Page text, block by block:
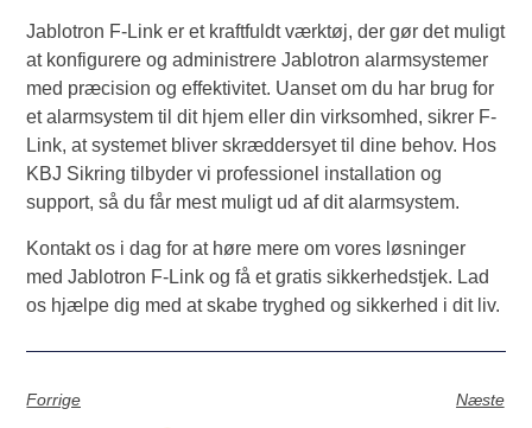
Jablotron F-Link er et kraftfuldt værktøj, der gør det muligt
at konfigurere og administrere Jablotron alarmsystemer
med præcision og effektivitet. Uanset om du har brug for
et alarmsystem til dit hjem eller din virksomhed, sikrer F-
Link, at systemet bliver skræddersyet til dine behov. Hos
KBJ Sikring tilbyder vi professionel installation og
support, så du får mest muligt ud af dit alarmsystem.
Kontakt os i dag for at høre mere om vores løsninger
med Jablotron F-Link og få et gratis sikkerhedstjek. Lad
os hjælpe dig med at skabe tryghed og sikkerhed i dit liv.
Forrige Næste